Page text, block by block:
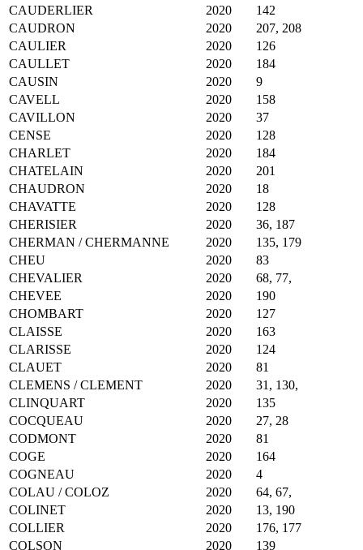
CAUDERLIER
2020
142
CAUDRON
2020
207, 208
CAULIER
2020
126
CAULLET
2020
184
CAUSIN
2020
9
CAVELL
2020
158
CAVILLON
2020
37
CENSE
2020
128
CHARLET
2020
184
CHATELAIN
2020
201
CHAUDRON
2020
18
CHAVATTE
2020
128
CHERISIER
2020
36, 187
CHERMAN / CHERMANNE
2020
135, 179
CHEU
2020
83
CHEVALIER
2020
68, 77,
CHEVEE
2020
190
CHOMBART
2020
127
CLAISSE
2020
163
CLARISSE
2020
124
CLAUET
2020
81
CLEMENS / CLEMENT
2020
31, 130,
CLINQUART
2020
135
COCQUEAU
2020
27, 28
CODMONT
2020
81
COGE
2020
164
COGNEAU
2020
4
COLAU / COLOZ
2020
64, 67,
COLINET
2020
13, 190
COLLIER
2020
176, 177
COLSON
2020 139